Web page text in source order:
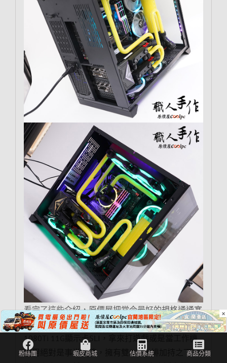
看完了這些介紹，原價屋把當今最好的規格通通塞
到「天皇機」上了，I7-8700K處理器、兩張GTX
1080Ti 11G顯示卡SLI，拿來打遊戲或是當工作機
使用絕對是事半功倍，擁有雙240水排加持之下，
×